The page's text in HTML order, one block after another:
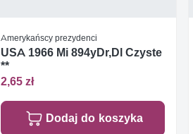
Amerykańscy prezydenci
USA 1966 Mi 894yDr,Dl Czyste
**
2,65 zł
Dodaj do koszyka